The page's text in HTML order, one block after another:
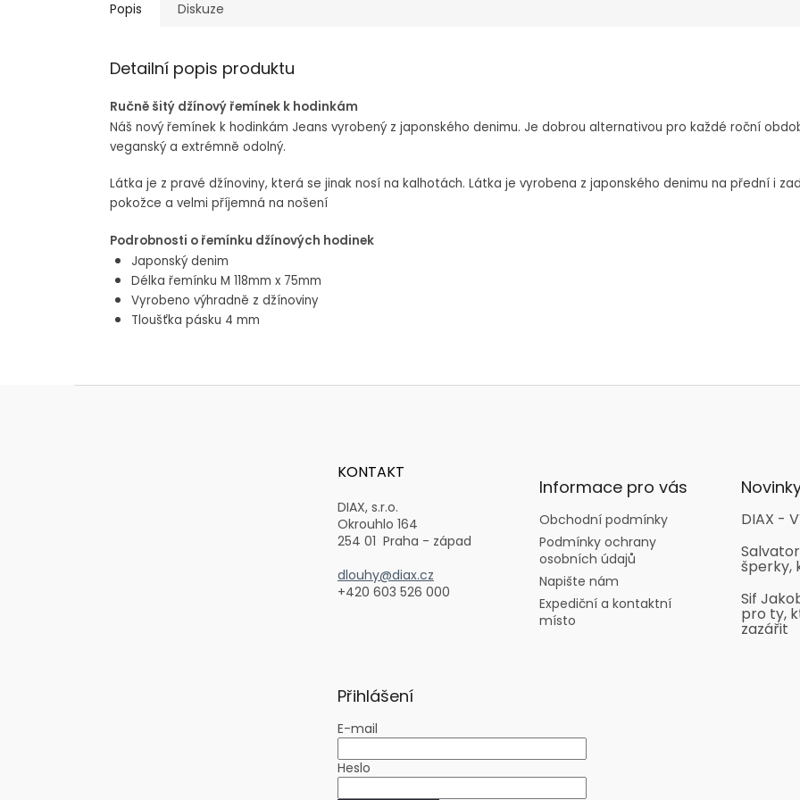
Popis Diskuze
Detailní popis produktu
Ručně šitý džínový řemínek k hodinkám
Náš nový řemínek k hodinkám Jeans vyrobený z japonského denimu. Je dobrou alternativou pro každé roční
veganský a extrémně odolný.
Látka je z pravé džínoviny, která se jinak nosí na kalhotách. Látka je vyrobena z japonského denimu na přední i
pokožce a velmi příjemná na nošení
Podrobnosti o řemínku džínových hodinek
Japonský denim
Délka řemínku M 118mm x 75mm
Vyrobeno výhradně z džínoviny
Tloušťka pásku 4 mm
KONTAKT
DIAX, s.r.o.
Okrouhlo 164
254 01 Praha - západ
dlouhy@diax.cz
+420 603 526 000
Informace pro vás
Obchodní podmínky
Podmínky ochrany
osobních údajů
Napište nám
Expediční a kontaktní
místo
DIAX -
šperky,
Sif
pro ty,
zazářit
Přihlášení
E-mail
Heslo